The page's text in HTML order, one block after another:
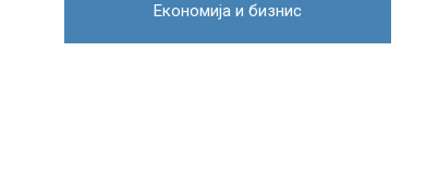
Економија и бизнис